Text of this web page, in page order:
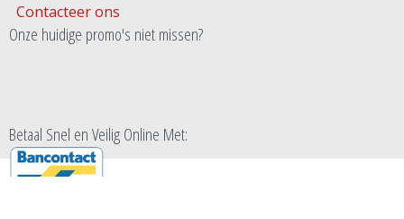
Contacteer ons
Onze huidige promo's niet missen?
Betaal Snel en Veilig Online Met: